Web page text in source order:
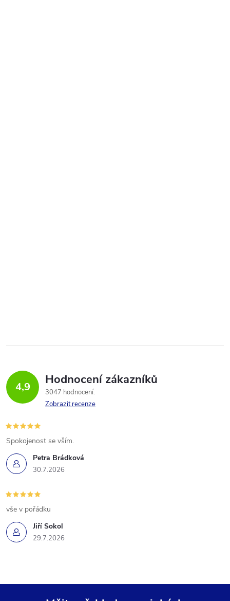
4,9 Hodnocení zákazníků
3047 hodnocení
Zobrazit recenze
Petra Brádková
30.7.2026
Spokojenost se vším.
Jiří Sokol
29.7.2026
vše v pořádku